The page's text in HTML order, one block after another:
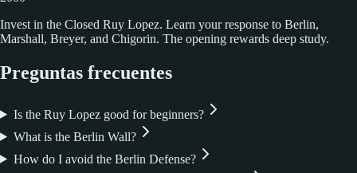
Invest in the Closed Ruy Lopez. Learn your response to Berlin,
Marshall, Breyer, and Chigorin. The opening rewards deep study.
Preguntas frecuentes
Is the Ruy Lopez good for beginners?
What is the Berlin Wall?
How do I avoid the Berlin Defense?